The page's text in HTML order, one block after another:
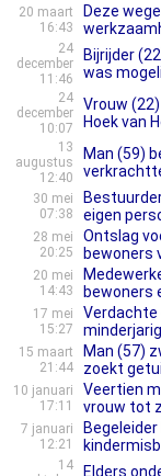
20 maart
16:43
Deze
24
december
11:46
Bijrijder
was
24
december
10:07
Vrouw
Hoek van
13
augustus
12:40
Man (59)
30 mei
07:38
eigen
28 mei
20:25
Ontslag
bewoners
20 mei
14:43
bewoners
17 mei
15:27
Verdachte
15 maart
21:44
Man (57)
zoekt
10 januari
17:11
Veertien
vrouw tot
7 januari
12:21
14
Elders